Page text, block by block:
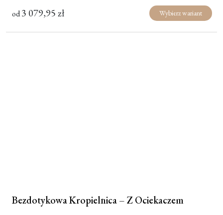
od3 079,95zł Wybierz wariant
Bezdotykowa Kropielnica – Z Ociekaczem